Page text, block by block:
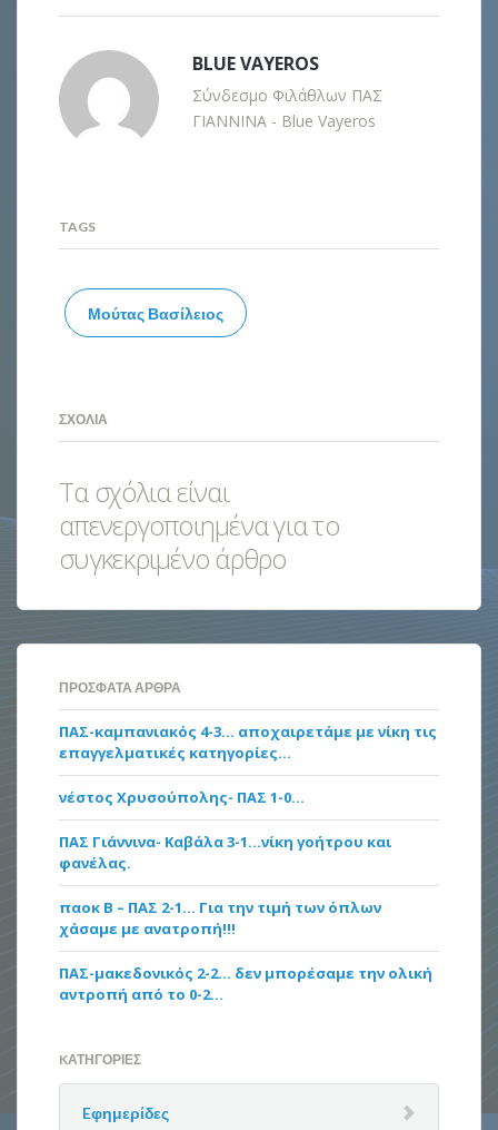
BLUE VAYEROS
Σύνδεσμο Φιλάθλων ΠΑΣ
ΓΙΑΝΝΙΝΑ - Blue Vayeros
TAGS
Μούτας Βασίλειος
ΣΧΌΛΙΑ
Τα σχόλια είναι
απενεργοποιημένα για το
συγκεκριμένο άρθρο
ΠΡΌΣΦΑΤΑ ΆΡΘΡΑ
ΠΑΣ-καμπανιακός 4-3… αποχαιρετάμε με νίκη τις
επαγγελματικές κατηγορίες…
νέστος Χρυσούπολης- ΠΑΣ 1-0…
ΠΑΣ Γιάννινα- Καβάλα 3-1…νίκη γοήτρου και
φανέλας.
παοκ Β – ΠΑΣ 2-1… Για την τιμή των όπλων
χάσαμε με ανατροπή!!!
ΠΑΣ-μακεδονικός 2-2… δεν μπορέσαμε την ολική
αντροπή από το 0-2…
KΑΤΗΓΟΡΊΕΣ
Eφημερίδες